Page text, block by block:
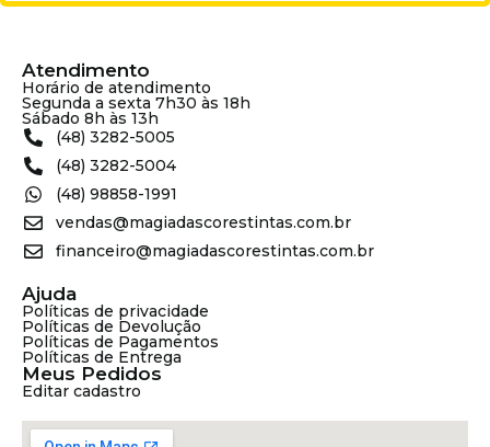
Atendimento
Horário de atendimento
Segunda a sexta 7h30 às 18h
Sábado 8h às 13h
(48) 3282-5005
(48) 3282-5004
(48) 98858-1991
vendas@magiadascorestintas.com.br
financeiro@magiadascorestintas.com.br
Ajuda
Políticas de privacidade
Políticas de Devolução
Políticas de Pagamentos
Políticas de Entrega
Meus Pedidos
Editar cadastro